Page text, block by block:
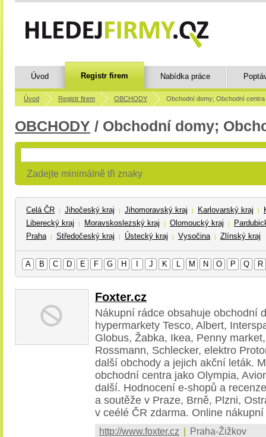
Úvod Registr firem Nabídka práce
Úvod Registr firem OBCHODY Obchodní domy; Obchodní centra
OBCHODY / Obchodní domy;
Zadejte minimálně tři znaky
Celá ČR | Jihočeský kraj | Jihomoravský kraj | Karlovarský kraj |
Liberecký kraj
| Moravskoslezský kraj | Olomoucký kraj |
Praha
| Středočeský kraj | Ústecký kraj | Vysočina | Zlínský kraj
A B C D E F G H J K L M N O P Q R
Foxter.cz
Nákupní rádce obsahuje obchodní
hypermarkety Tesco, Albert,
Globus, Žabka, Ikea, Penny
Rossmann, Schlecker, elektro
další obchody a jejich akční leták.
obchodní centra jako Olympia,
další. Hodnocení e-shopů a
a soutěže v Praze, Brně, Plzni,
v ceélé ČR zdarma. Online
http://www.foxter.cz | Praha-Žižkov